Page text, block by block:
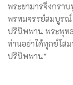
พระยามารจึงกรา
พรหมจรรย์สมบูรณ์
ปรินิพพาน พระพุทธ
ท่านอย่าได้ทุกข์โส
ปรินิพพาน”